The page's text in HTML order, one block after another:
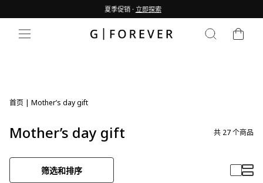
到
暂
停
夏季促销 · 立即探索
网站导航 搜索
购物车
首页 | Mother’s day gift
Mother’s day gift 共 27个商品
筛选和排序